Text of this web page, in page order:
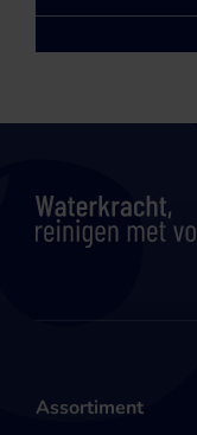
Assortiment